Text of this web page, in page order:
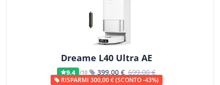
Dreame L40 Ultra AE
9,4 /10 399,00 € 699,00 €
RISPARMI 300,00 € (SCONTO -43%)